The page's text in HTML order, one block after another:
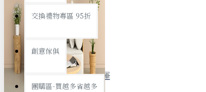
全館限時滿799免運
浴室置物/收納
交換禮物專區 95折
創意傢俱
團購區-買越多省越多